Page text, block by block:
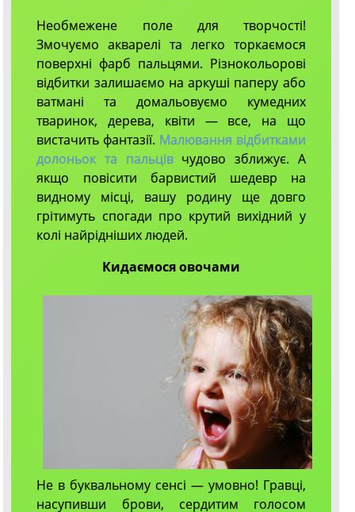
Необмежене поле для творчості!
Змочуємо акварелі та легко торкаємося
поверхні фарб пальцями. Різнокольорові
відбитки залишаємо на аркуші паперу або
ватмані та домальовуємо кумедних
тваринок, дерева, квіти — все, на що
вистачить фантазії. Малювання відбитками
долоньок та пальцівчудово зближує. А
якщо повісити барвистий шедевр на
видному місці, вашу родину ще довго
грітимуть спогади про крутий вихідний у
колі найрідніших людей.
Кидаємося овочами
Не в буквальному сенсі — умовно! Гравці,
насупивши брови, сердитим голосом